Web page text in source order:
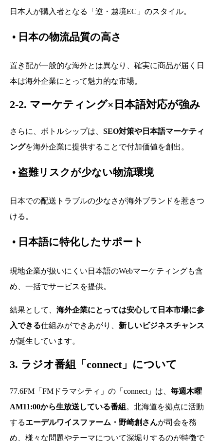
日本人が購入者となる「逆・越境EC」のスタイル。
• 日本の物流品質の高さ
置き配が一般的な海外とは異なり、確実に商品が届く日
本は海外企業にとって魅力的な市場。
2-2. マーケティング×日本語対応が強み
さらに、ボトルシップは、 SEO対策や日本語マーケティ
ングを海外企業に提供することで付加価値を創出。
• 盗難リスクが少ない物流環境
日本での配送トラブルの少なさが海外ブランドを惹きつ
ける。
• 日本語に特化したサポート
現地企業が扱いにくい日本語のWebマーケティングも含
め、一括でサービスを提供。
結果として、 海外企業にとっては安心して日本市場に参
入できる仕組みができあがり、 新しいビジネスチャンス
が誕生しています。
3. ラジオ番組「connect」について
77.6FM「FMドラマシティ」の「connect」は、 毎週木曜
AM11:00から生放送している番組 。北海道を拠点に活動
するエーデルワイスファーム・野崎創さんが司会を務
め、様々な問題やテーマについて深堀りするのが特徴で